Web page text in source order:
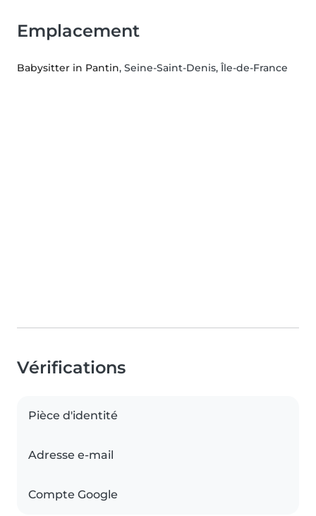
Emplacement
Babysitter in Pantin, Seine-Saint-Denis, Île-de-France
Vérifications
Pièce d'identité
Adresse e-mail
Compte Google